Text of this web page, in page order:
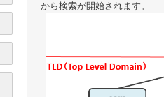
から検索が開始されます。